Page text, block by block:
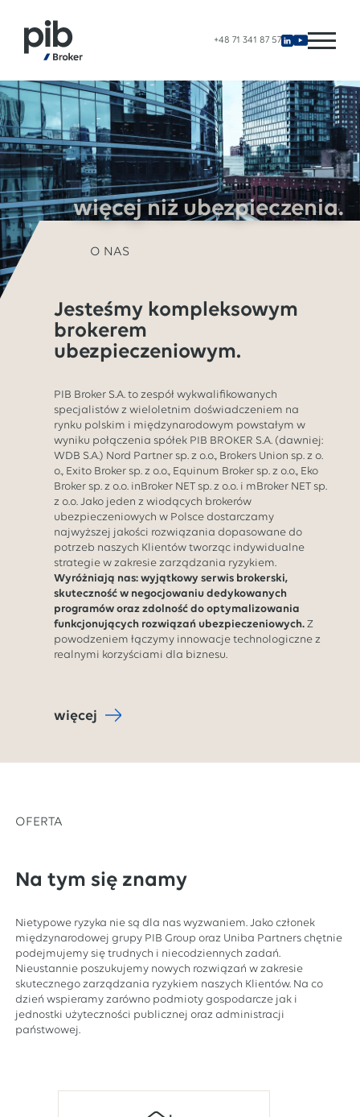
+48 71 341 87 57
więcej niż ubezpieczenia.
O NAS
Jesteśmy kompleksowym
brokerem
ubezpieczeniowym.
PIB Broker S.A. to zespół wykwalifikowanych
specjalistów z wieloletnim doświadczeniem na
rynku polskim i międzynarodowym powstałym w
wyniku połączenia spółek PIB BROKER S.A. (dawniej:
WDB S.A.) Nord Partner sp. z o.o., Brokers Union sp. z o.
o., Exito Broker sp. z o.o., Equinum Broker sp. z o.o., Eko
Broker sp. z o.o. inBroker NET sp. z o.o. i mBroker NET sp.
z o.o. Jako jeden z wiodących brokerów
ubezpieczeniowych w Polsce dostarczamy
najwyższej jakości rozwiązania dopasowane do
potrzeb naszych Klientów tworząc indywidualne
strategie w zakresie zarządzania ryzykiem.
Wyróżniają nas: wyjątkowy serwis brokerski,
skuteczność w negocjowaniu dedykowanych
programów oraz zdolność do optymalizowania
funkcjonujących rozwiązań ubezpieczeniowych. Z
powodzeniem łączymy innowacje technologiczne z
realnymi korzyściami dla biznesu.
więcej
OFERTA
Na tym się znamy
Nietypowe ryzyka nie są dla nas wyzwaniem. Jako członek
międzynarodowej grupy PIB Group oraz Uniba Partners chętnie
podejmujemy się trudnych i niecodziennych zadań.
Nieustannie poszukujemy nowych rozwiązań w zakresie
skutecznego zarządzania ryzykiem naszych Klientów. Na co
dzień wspieramy zarówno podmioty gospodarcze jak i
jednostki użyteczności publicznej oraz administracji
państwowej.